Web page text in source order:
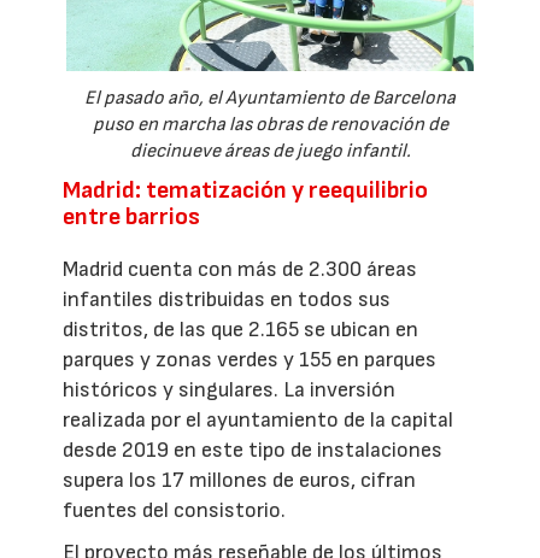
El pasado año, el Ayuntamiento de Barcelona
puso en marcha las obras de renovación de
diecinueve áreas de juego infantil.
Madrid: tematización y reequilibrio
entre barrios
Madrid cuenta con más de 2.300 áreas
infantiles distribuidas en todos sus
distritos, de las que 2.165 se ubican en
parques y zonas verdes y 155 en parques
históricos y singulares. La inversión
realizada por el ayuntamiento de la capital
desde 2019 en este tipo de instalaciones
supera los 17 millones de euros, cifran
fuentes del consistorio.
El proyecto más reseñable de los últimos